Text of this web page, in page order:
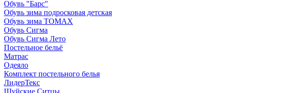
Обувь "Барс"
Обувь зима подросковая детская
Обувь зима ТОМАХ
Обувь Сигма
Обувь Сигма Лето
Постельное бельё
Матрас
Одеяло
Комплект постельного белья
ЛидерТекс
Шуйские Ситцы